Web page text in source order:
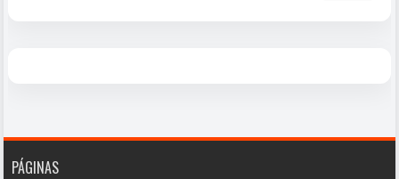
PÁGINAS